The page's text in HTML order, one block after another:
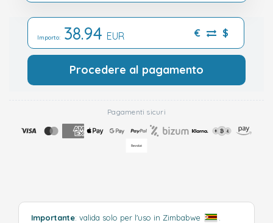
Importo: 38.94 EUR € $
Procedere al pagamento
Pagamenti sicuri
Importante: valida solo per l'uso in Zimbabwe